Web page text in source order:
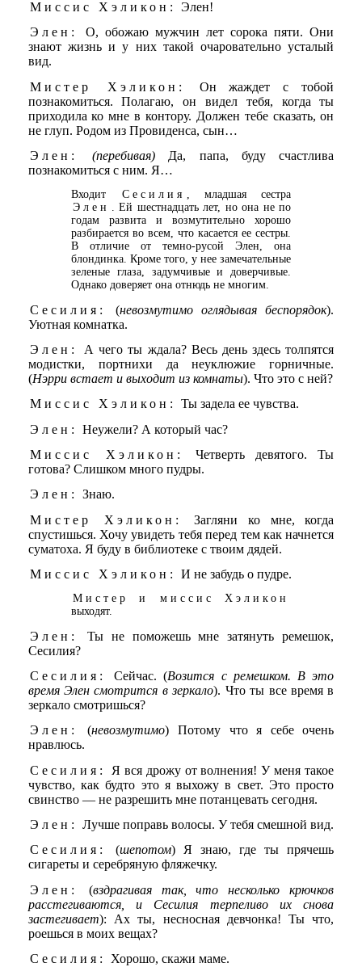
Миссис Хэликон:
Элен!
Элен:
О, обожаю мужчин лет сорока пяти. Они
знают жизнь и у них такой очаровательно усталый
вид.
Мистер Хэликон:
Он жаждет с тобой
познакомиться. Полагаю, он видел тебя, когда ты
приходила ко мне в контору. Должен тебе сказать, он
не глуп. Родом из Провиденса, сын…
Элен:
(перебивая) Да, папа, буду счастлива
познакомиться с ним. Я…
Входит Сесилия , младшая сестра
Элен . Ей шестнадцать лет, но она не по
годам развита и возмутительно хорошо
разбирается во всем, что касается ее сестры.
В отличие от темно-русой Элен, она
блондинка. Кроме того, у нее замечательные
зеленые глаза, задумчивые и доверчивые.
Однако доверяет она отнюдь не многим.
Сесилия: (невозмутимо оглядывая беспорядок).
Уютная комнатка.
Элен:
А чего ты ждала? Весь день здесь толпятся
модистки, портнихи да неуклюжие горничные.
(Нэрри встает и выходит из комнаты). Что это с ней?
Миссис Хэликон:
Ты задела ее чувства.
Элен:
Неужели? А который час?
Миссис Хэликон:
Четверть девятого. Ты
готова? Слишком много пудры.
Элен:
Знаю.
Мистер Хэликон:
Загляни ко мне, когда
спустишься. Хочу увидеть тебя перед тем как начнется
суматоха. Я буду в библиотеке с твоим дядей.
Миссис Хэликон:
И не забудь о пудре.
Мистер и миссис Хэликон
выходят.
Элен:
Ты не поможешь мне затянуть ремешок,
Сесилия?
Сесилия:
Сейчас. (Возится с ремешком. В это
время Элен смотрится в зеркало). Что ты все время в
зеркало смотришься?
Элен:
(невозмутимо) Потому что я себе очень
нравлюсь.
Сесилия:
Я вся дрожу от волнения! У меня такое
чувство, как будто это я выхожу в свет. Это просто
свинство — не разрешить мне потанцевать сегодня.
Элен:
Лучше поправь волосы. У тебя смешной вид.
Сесилия:
(шепотом) Я знаю, где ты прячешь
сигареты и серебряную фляжечку.
Элен:
(вздрагивая так, что
несколько крючков
расстегиваются, и Сесилия терпеливо их снова
застегивает): Ах ты, несносная девчонка! Ты что,
роешься в моих вещах?
Сесилия:
Хорошо, скажи маме.